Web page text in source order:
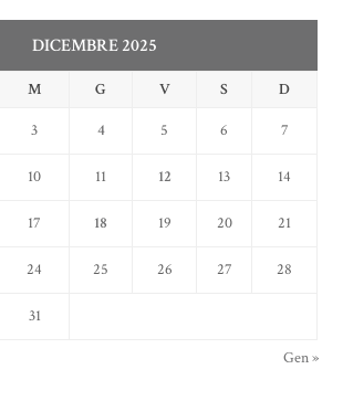
DICEMBRE 2025
M G V S D
3 4 5 6 7
10 11 12 13 14
17 18 19 20 21
24 25 26 27 28
31
Gen »